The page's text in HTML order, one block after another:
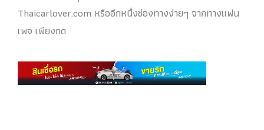
Thaicarlover.com หรืออีกหนึ่งช่องทางง่ายๆ จากทางแฟน
เพจ เพียงกด